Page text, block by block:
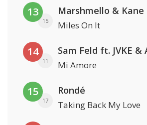
13
15
Marshmello & Kane
Miles On It
14
11
Sam Feld ft. JVKE
Mi Amore
15
17
Rondé
Taking Back My Love